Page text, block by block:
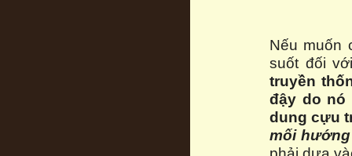
Nếu muốn
suốt đối
truyền
đậy do nó
dung cựu
mối